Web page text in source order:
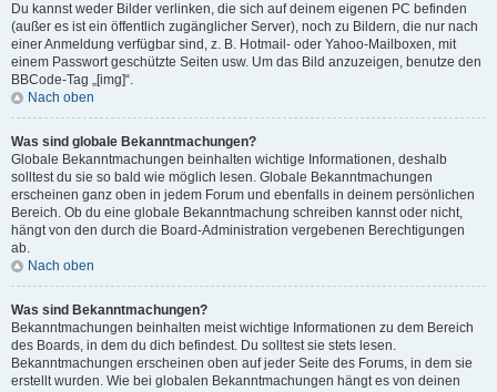
Du kannst weder Bilder verlinken, die sich auf deinem eigenen PC befinden
(außer es ist ein öffentlich zugänglicher Server), noch zu Bildern, die nur nach
einer Anmeldung verfügbar sind, z. B. Hotmail- oder Yahoo-Mailboxen, mit
einem Passwort geschützte Seiten usw. Um das Bild anzuzeigen, benutze den
BBCode-Tag „[img]“.
Nach oben
Was sind globale Bekanntmachungen?
Globale Bekanntmachungen beinhalten wichtige Informationen, deshalb
solltest du sie so bald wie möglich lesen. Globale Bekanntmachungen
erscheinen ganz oben in jedem Forum und ebenfalls in deinem persönlichen
Bereich. Ob du eine globale Bekanntmachung schreiben kannst oder nicht,
hängt von den durch die Board-Administration vergebenen Berechtigungen
ab.
Nach oben
Was sind Bekanntmachungen?
Bekanntmachungen beinhalten meist wichtige Informationen zu dem Bereich
des Boards, in dem du dich befindest. Du solltest sie stets lesen.
Bekanntmachungen erscheinen oben auf jeder Seite des Forums, in dem sie
erstellt wurden. Wie bei globalen Bekanntmachungen hängt es von deinen